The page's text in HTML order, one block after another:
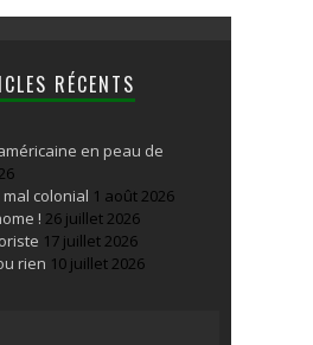
RÉCENTS
en peau de
colonial 1 août 2026
! 26 juillet 2026
17 juillet 2026
rien 10 juillet 2026